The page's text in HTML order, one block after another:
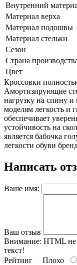
Внутренний
Материал верха
Материал подошвы
Материал стельки
Сезон
Страна
Цвет
Кроссовки
Амортизирующие
нагрузку на спину и
моделям легкость и
обеспечивает
устойчивость на
является бабочка
легкости обуви
Написать
Ваше имя:
Ваш отзыв
Внимание: HTML не
текст!
Рейтинг Плохо